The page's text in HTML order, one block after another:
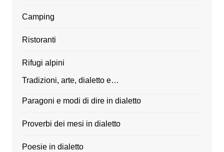
Camping
Ristoranti
Rifugi alpini
Tradizioni, arte, dialetto e…
Paragoni e modi di dire in dialetto
Proverbi dei mesi in dialetto
Poesie in dialetto